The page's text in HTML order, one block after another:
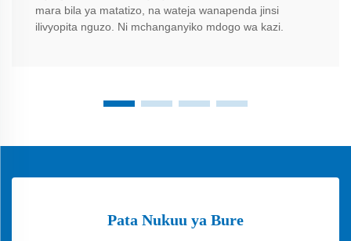
mara bila ya matatizo, na wateja wanapenda jinsi
ilivyopita nguzo. Ni mchanganyiko mdogo wa kazi.
Pata Nukuu ya Bure